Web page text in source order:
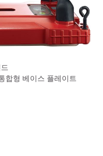
합형 베이스 플레이트